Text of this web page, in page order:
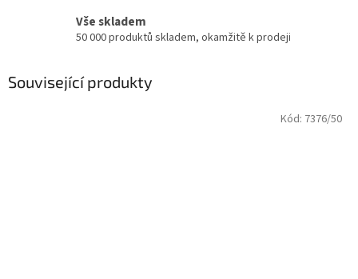
Vše skladem
50 000 produktů skladem, okamžitě k prodeji
Související produkty
Kód: 7376/50